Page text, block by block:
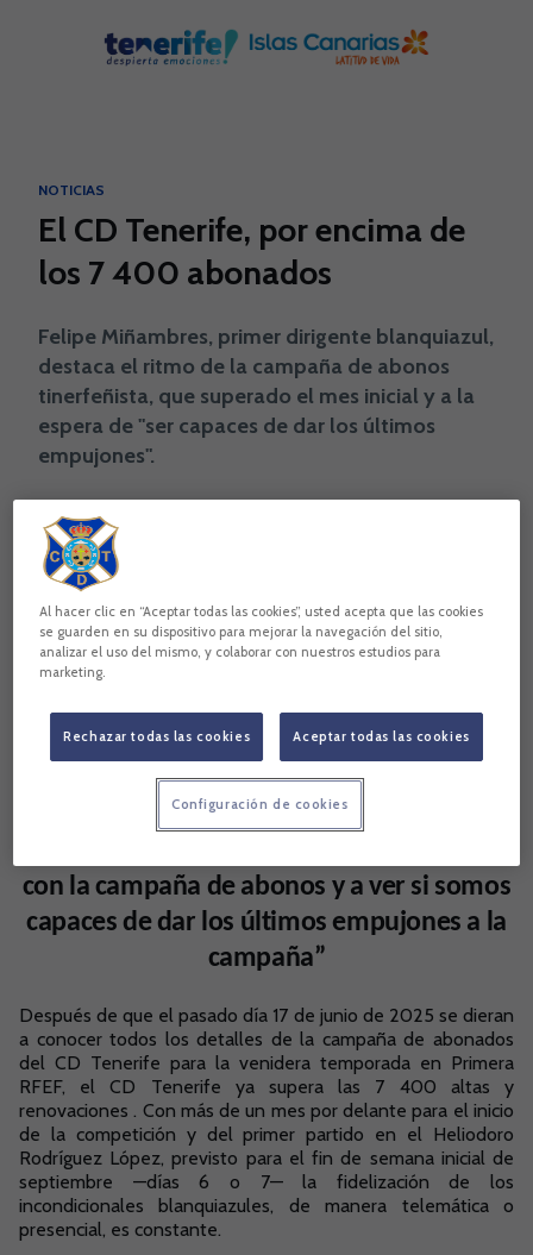
NOTICIAS
El CD Tenerife, por encima de
los 7 400 abonados
Felipe Miñambres, primer dirigente blanquiazul,
destaca el ritmo de la campaña de abonos
tinerfeñista, que superado el mes inicial y a la
espera de "ser capaces de dar los últimos
empujones".
con la campaña de abonos y a ver si somos
capaces de dar los últimos empujones a la
campaña”
Después de que el pasado día 17 de junio de 2025 se dieran
a conocer todos los detalles de la campaña de abonados
del CD Tenerife para la venidera temporada en Primera
RFEF, el CD Tenerife ya supera las 7 400 altas y
renovaciones . Con más de un mes por delante para el inicio
de la competición y del primer partido en el Heliodoro
Rodríguez López, previsto para el fin de semana inicial de
septiembre —días 6 o 7— la fidelización de los
incondicionales blanquiazules, de manera telemática o
presencial, es constante.
Al hacer clic en “Aceptar todas las cookies”, usted acepta que las cookies
se guarden en su dispositivo para mejorar la navegación del sitio,
analizar el uso del mismo, y colaborar con nuestros estudios para
marketing.
Rechazar todas las cookies Aceptar todas las cookies
Configuración de cookies